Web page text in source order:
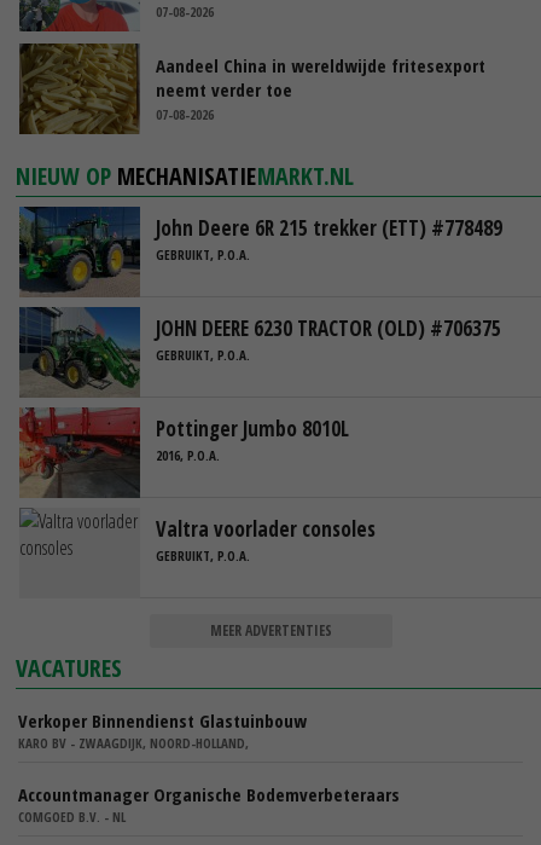
07-08-2026
Aandeel China in wereldwijde fritesexport
neemt verder toe
07-08-2026
NIEUW OP MECHANISATIEMARKT.NL
John Deere 6R 215 trekker (ETT) #778489
GEBRUIKT, P.O.A.
JOHN DEERE 6230 TRACTOR (OLD) #706375
GEBRUIKT, P.O.A.
Pottinger Jumbo 8010L
2016, P.O.A.
Valtra voorlader consoles
GEBRUIKT, P.O.A.
MEER ADVERTENTIES
VACATURES
Verkoper Binnendienst Glastuinbouw
KARO BV - ZWAAGDIJK, NOORD-HOLLAND,
Accountmanager Organische Bodemverbeteraars
COMGOED B.V. - NL